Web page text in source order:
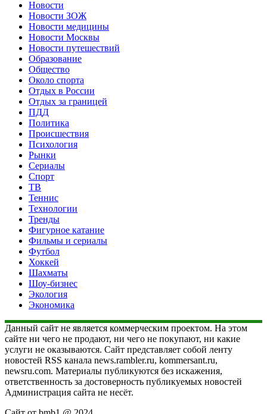
Новости
Новости ЗОЖ
Новости медицины
Новости Москвы
Новости путешествий
Образование
Общество
Около спорта
Отдых в России
Отдых за границей
ПДД
Политика
Происшествия
Психология
Рынки
Сериалы
Спорт
ТВ
Теннис
Технологии
Тренды
Фигурное катание
Фильмы и сериалы
Футбол
Хоккей
Шахматы
Шоу-бизнес
Экология
Экономика
Данный сайт не является коммерческим проектом. На этом
сайте ни чего не продают, ни чего не покупают, ни какие
услуги не оказываются. Сайт представляет собой ленту
новостей RSS канала news.rambler.ru, kommersant.ru,
newsru.com. Материалы публикуются без искажения,
ответственность за достоверность публикуемых новостей
Администрация сайта не несёт.